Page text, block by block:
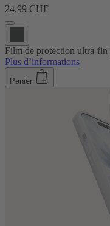
24.99 CHF
Film de protection ultra-
Plus d’informations
Panier